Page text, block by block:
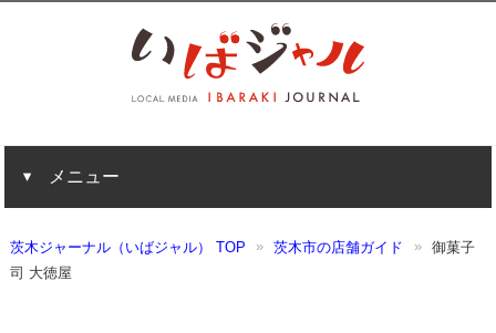
メニュー
茨木ジャーナル（いばジャル） TOP 茨木市の店舗ガイド
御菓子
司 大徳屋